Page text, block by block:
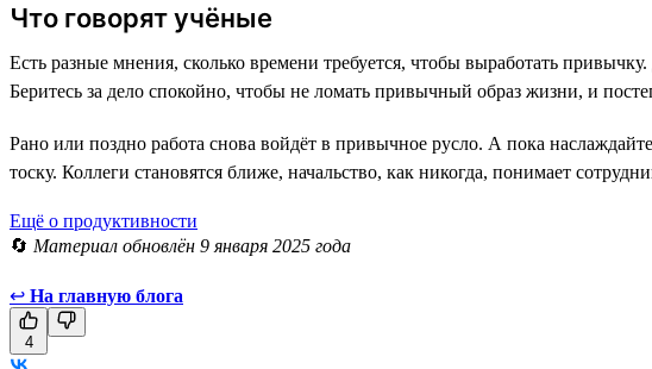
Что говорят учёные
Есть разные мнения, сколько времени требуется, чтобы выработать
Беритесь за дело спокойно, чтобы не ломать привычный образ жизни, и
Рано или поздно работа снова войдёт в привычное русло. А пока
тоску. Коллеги становятся ближе, начальство, как никогда, понимает
Ещё о продуктивности
🔄 Материал обновлён 9 января 2025 года
↩ На главную блога
4